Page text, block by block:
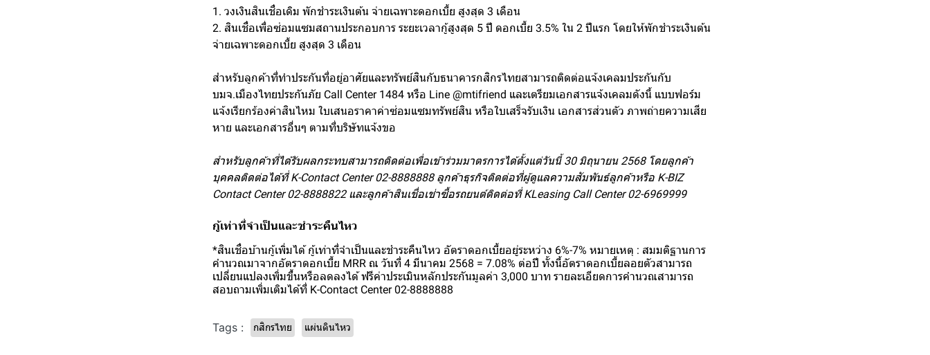
1. วงเงินสินเชื่อเดิม พักชำระเงินต้น จ่ายเฉพาะดอกเบี้ย สูงสุด 3 เดือน
2. สินเชื่อเพื่อซ่อมแซมสถานประกอบการ ระยะเวลากู้สูงสุด 5 ปี ดอกเบี้ย 3.5% ใน 2 ปีแรก โดยให้พักชำระเงินต้น
จ่ายเฉพาะดอกเบี้ย สูงสุด 3 เดือน
สำหรับลูกค้าที่ทำประกันที่อยู่อาศัยและทรัพย์สินกับธนาคารกสิกรไทยสามารถติดต่อแจ้งเคลมประกันกับ
บมจ.เมืองไทยประกันภัย Call Center 1484 หรือ Line @mtifriend และเตรียมเอกสารแจ้งเคลมดังนี้ แบบฟอร์ม
แจ้งเรียกร้องค่าสินไหม ใบเสนอราคาค่าซ่อมแซมทรัพย์สิน หรือใบเสร็จรับเงิน เอกสารส่วนตัว ภาพถ่ายความเสีย
หาย และเอกสารอื่นๆ ตามที่บริษัทแจ้งขอ
สำหรับลูกค้าที่ได้รับผลกระทบสามารถติดต่อเพื่อเข้าร่วมมาตรการได้ตั้งแต่วันนี้ 30 มิถุนายน 2568 โดยลูกค้า
บุคคลติดต่อได้ที่ K-Contact Center 02-8888888 ลูกค้าธุรกิจติดต่อที่ผู้ดูแลความสัมพันธ์ลูกค้าหรือ K-BIZ
Contact Center 02-8888822 และลูกค้าสินเชื่อเช่าซื้อรถยนต์ติดต่อที่ KLeasing Call Center 02-6969999
กู้เท่าที่จำเป็นและชำระคืนไหว
*สินเชื่อบ้านกู้เพิ่มได้ กู้เท่าที่จำเป็นและชำระคืนไหว อัตราดอกเบี้ยอยู่ระหว่าง 6%-7% หมายเหตุ : สมมติฐานการ
คำนวณมาจากอัตราดอกเบี้ย MRR ณ วันที่ 4 มีนาคม 2568 = 7.08% ต่อปี ทั้งนี้อัตราดอกเบี้ยลอยตัวสามารถ
เปลี่ยนแปลงเพิ่มขึ้นหรือลดลงได้ ฟรีค่าประเมินหลักประกันมูลค่า 3,000 บาท รายละเอียดการคำนวณสามารถ
สอบถามเพิ่มเติมได้ที่ K-Contact Center 02-8888888
Tags : กสิกรไทย แผ่นดินไหว